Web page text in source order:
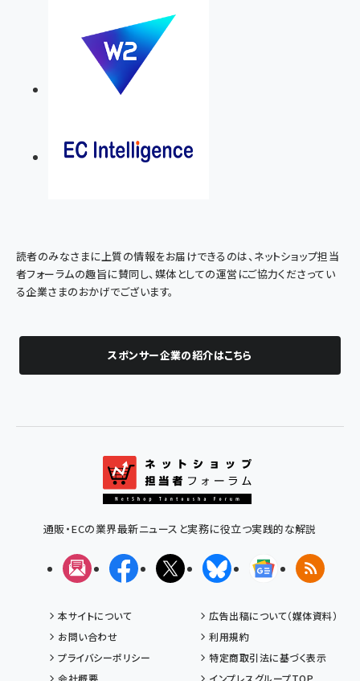
読者のみなさまに上質の情報をお届けできるのは、ネットショップ担当
者フォーラムの趣旨に賛同し、媒体としての運営にご協力くださってい
る企業さまのおかげでございます。
スポンサー企業の紹介はこちら
通販・ECの業界最新ニュースと実務に役立つ実践的な解説
メルマガFacebookX(エックス)BlueskyGoogleニュ
RSS
本サイトについて
広告出稿について（媒体資料）
お問い合わせ
利用規約
プライバシーポリシー
特定商取引法に基づく表示